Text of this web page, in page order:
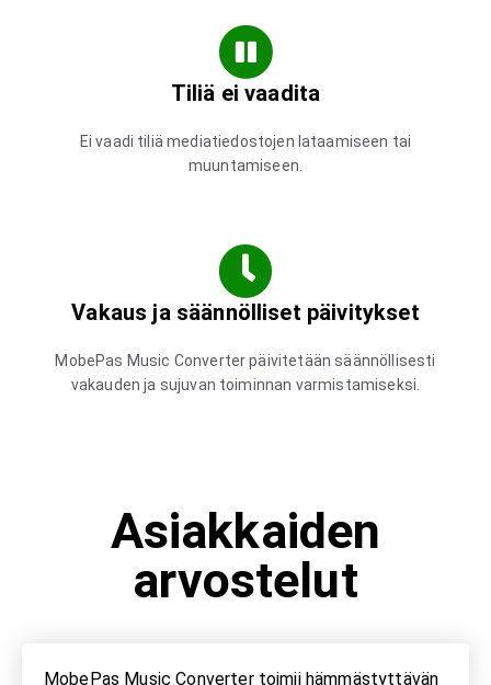
Tiliä ei vaadita
Ei vaadi tiliä mediatiedostojen lataamiseen tai
muuntamiseen.
Vakaus ja säännölliset päivitykset
MobePas Music Converter päivitetään säännöllisesti
vakauden ja sujuvan toiminnan varmistamiseksi.
Asiakkaiden
arvostelut
MobePas Music Converter toimii hämmästyttävän